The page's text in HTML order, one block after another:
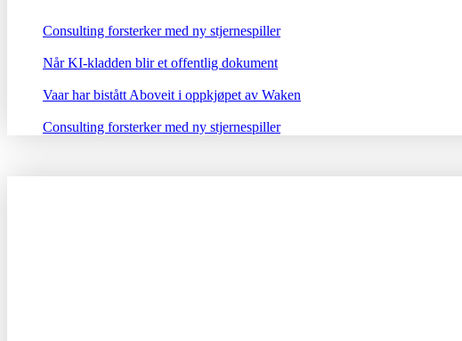
Consulting forsterker med ny stjernespiller
Når KI-kladden blir et offentlig dokument
Vaar har bistått Aboveit i oppkjøpet av Waken
Consulting forsterker med ny stjernespiller